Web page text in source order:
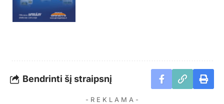
Bendrinti šį straipsnį
- R E K L A M A -